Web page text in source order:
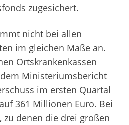
zugesichert.
nicht bei allen
im gleichen Maße an.
Ortskrankenkassen
Ministeriumsbericht
im ersten Quartal
361 Millionen Euro. Bei
zu denen die drei großen